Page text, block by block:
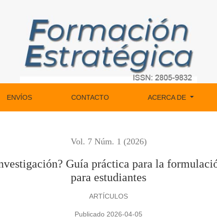
práctica para la formulación de proyectos de investigación
ENVÍOS CONTACTO ACERCA DE
Vol. 7 Núm. 1 (2026)
Guía práctica para la
para estudiantes
ARTÍCULOS
Publicado 2026-04-05